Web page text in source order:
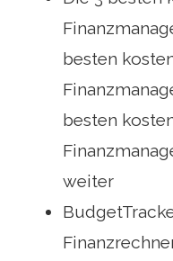
besten
besten
weiter